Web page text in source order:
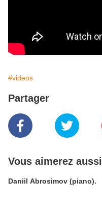
#videos
Partager
Vous aimerez aussi
Daniil Abrosimov (piano).